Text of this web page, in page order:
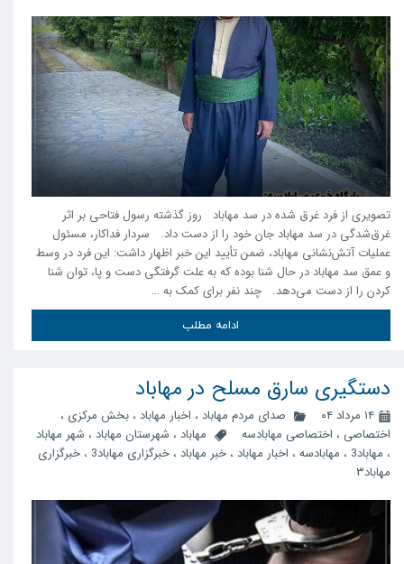
تصویری از فرد غرق شده در سد مهاباد روز گذشته رسول فتاحی بر اثر
غرق‌شدگی در سد مهاباد جان خود را از دست داد. سردار فداکار، مسئول
عملیات آتش‌نشانی مهاباد، ضمن تأیید این خبر اظهار داشت: این فرد در وسط
و عمق سد مهاباد در حال شنا بوده که به علت گرفتگی دست و پا، توان شنا
کردن را از دست می‌دهد. چند نفر برای کمک به …
ادامه مطلب
دستگیری سارق مسلح در مهاباد
۱۴ مرداد ۰۴ صدای مردم مهاباد ، اخبار مهاباد ، بخش مرکزی ،
اختصاصی ، اختصاصی مهابادسه مهاباد ، شهرستان مهاباد ، شهر مهاباد
، مهاباد3 ، مهابادسه ، اخبار مهاباد ، خبر مهاباد ، خبرگزاری مهاباد3 ، خبرگزاری
مهاباد۳